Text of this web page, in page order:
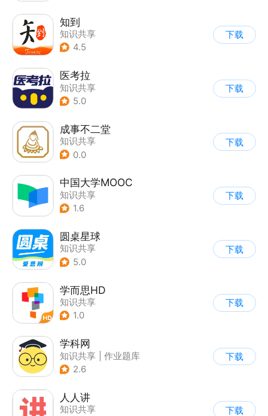
知到
知识共享
4.5
下载
医考拉
知识共享
5.0
下载
成事不二堂
知识共享
0.0
下载
中国大学MOOC
知识共享
1.6
下载
圆桌星球
知识共享
5.0
下载
学而思HD
知识共享
1.0
下载
学科网
知识共享
作业题库
2.6
下载
人人讲
知识共享
下载